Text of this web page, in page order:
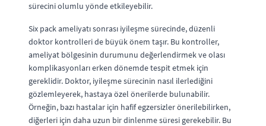
sürecini olumlu yönde etkileyebilir.
Six pack ameliyatı sonrası iyileşme sürecinde, düzenli
doktor kontrolleri de büyük önem taşır. Bu kontroller,
ameliyat bölgesinin durumunu değerlendirmek ve olası
komplikasyonları erken dönemde tespit etmek için
gereklidir. Doktor, iyileşme sürecinin nasıl ilerlediğini
gözlemleyerek, hastaya özel önerilerde bulunabilir.
Örneğin, bazı hastalar için hafif egzersizler önerilebilirken,
diğerleri için daha uzun bir dinlenme süresi gerekebilir. Bu